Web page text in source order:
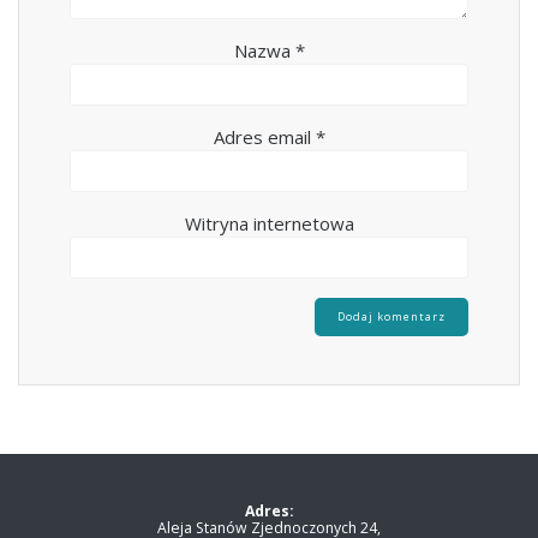
Nazwa *
Adres email *
Witryna internetowa
Adres:
Aleja Stanów Zjednoczonych 24,